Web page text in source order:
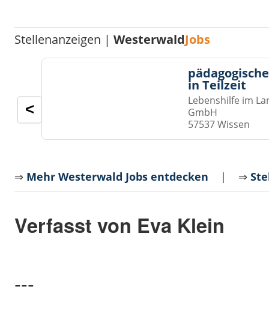
Stellenanzeigen |WesterwaldJobs
in Teilzeit
Lebenshilfe im
GmbH
57537 Wissen
<
⇒ Mehr Westerwald Jobs entdecken | ⇒
Verfasst von Eva Klein
---